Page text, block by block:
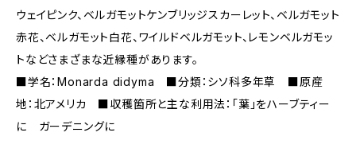
ウェイピンク、ベルガモットケンブリッジスカーレット、ベルガモット
赤花、ベルガモット白花、ワイルドベルガモット、レモンベルガモッ
トなどさまざまな近縁種があります。
■学名：Monarda didyma ■分類：シソ科多年草 ■原産
地：北アメリカ ■収穫箇所と主な利用法：「葉」をハーブティー
に ガーデニングに